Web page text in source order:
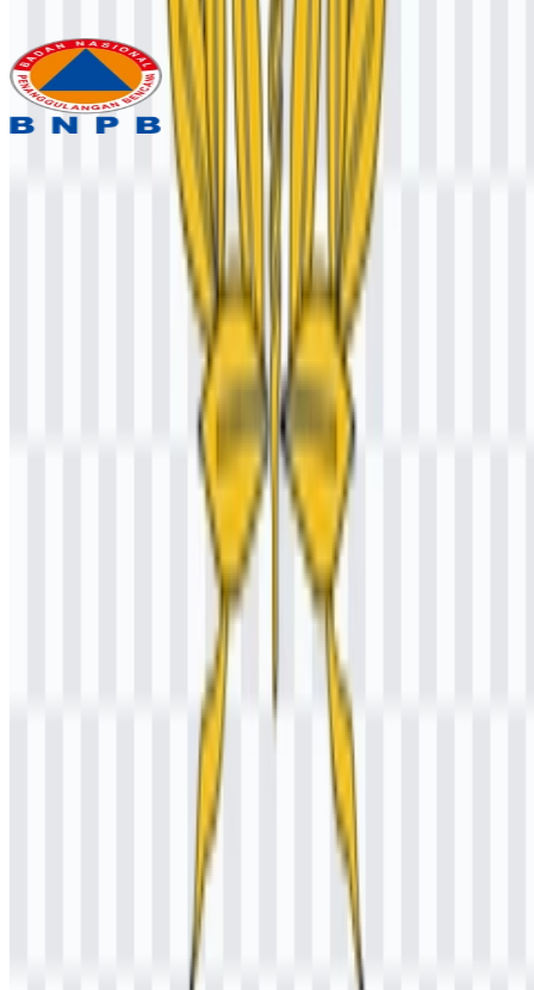
Badan Nasional Penanggulangan Bencana
© 2026 ZonaLogo.com - Hosted on
Onidel
PrivasiKetentuan DMCA